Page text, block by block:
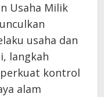
Usaha Milik
usaha dan
langkah
kontrol
alam